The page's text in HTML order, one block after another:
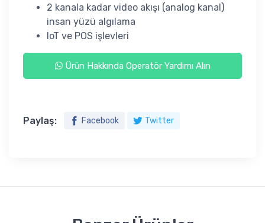
2 kanala kadar video akışı (analog kanal)
insan yüzü algılama
IoT ve POS işlevleri
Ürün Hakkında Operatör Yardımı Alın
Paylaş: Facebook Twitter